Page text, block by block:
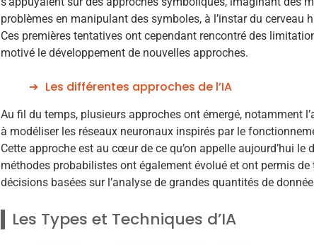
problèmes en manipulant des symboles, à l’instar du cerveau
Ces premières tentatives ont cependant rencontré des
motivé le développement de nouvelles approches.
Les différentes approches de l’IA
Au fil du temps, plusieurs approches ont émergé, notamment
à modéliser les réseaux neuronaux inspirés par le
Cette approche est au cœur de ce qu’on appelle aujourd’hui le
méthodes probabilistes ont également évolué et ont permis de
décisions basées sur l’analyse de grandes quantités de
Les Types et Techniques d’IA